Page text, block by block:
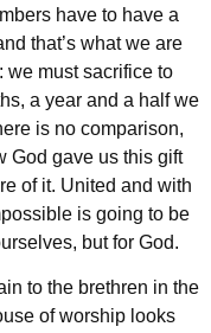
have to have a
that’s what we are
we must sacrifice to
a year and a half we
is no comparison,
God gave us this gift
of it. United and with
is going to be
but for God.
to the brethren in the
of worship looks